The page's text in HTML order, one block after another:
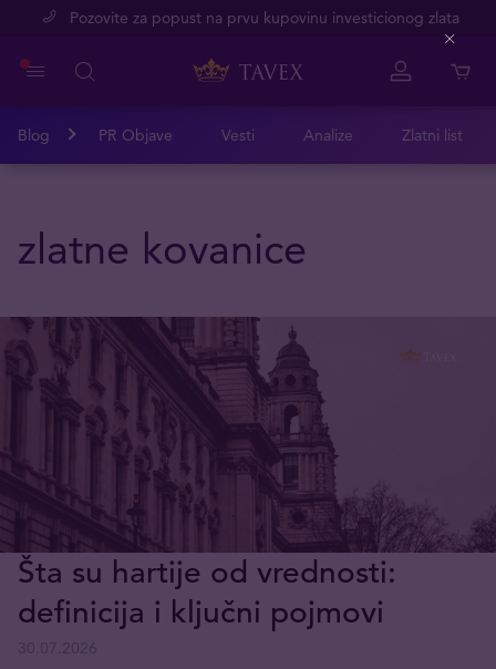
Pozovite za popust na prvu kupovinu investicionog zlata
Blog PR Objave Vesti Analize Zlatni list
zlatne kovanice
Šta su hartije od vrednosti:
definicija i ključni pojmovi
Close